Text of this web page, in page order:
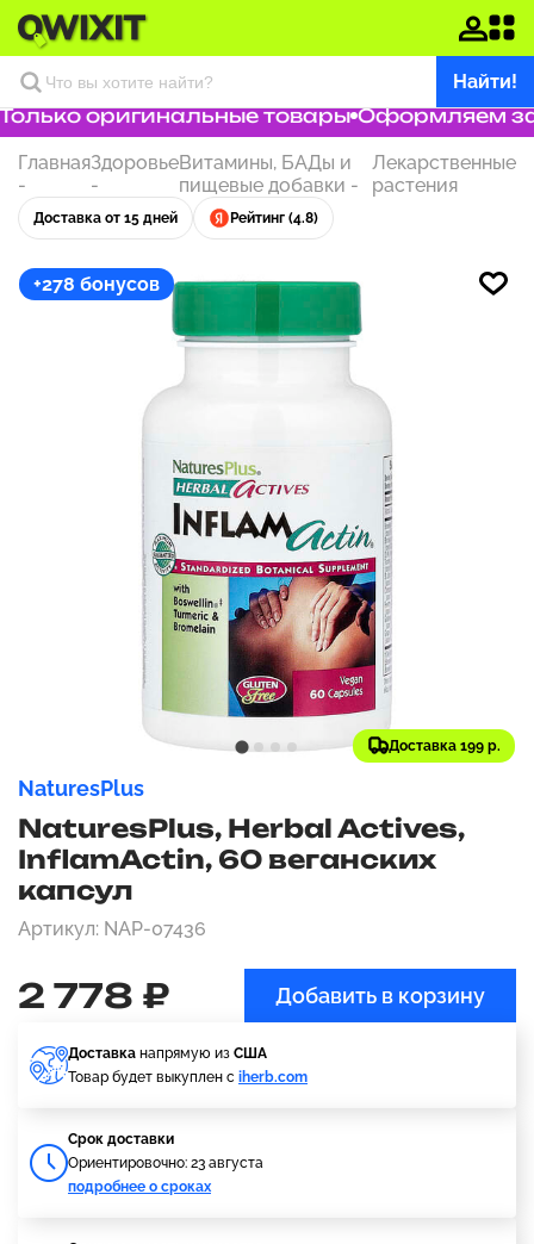
Найти!
оригинальные товары Оформляем
Главная
-
Здоровье
-
Витамины, БАДы и
пищевые добавки -
Лекарственные
растения
Доставка от 15 дней Рейтинг (4.8)
+278 бонусов
Доставка 199 р.
NaturesPlus
NaturesPlus, Herbal Actives,
InflamActin, 60 веганских
капсул
Артикул: NAP-07436
2 778 ₽ Добавить в корзину
Доставка напрямую из США
Товар будет выкуплен с iherb.com
Cрок доставки
Ориентировочно: 23 августа
подробнее о сроках